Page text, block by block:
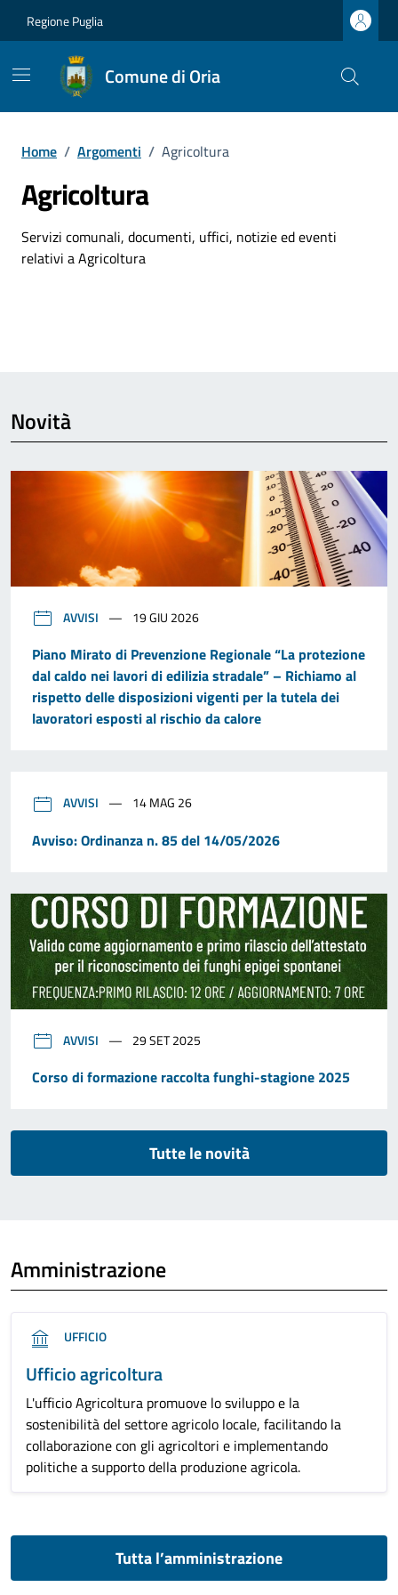
Regione Puglia
Comune di Oria
Home / Argomenti / Agricoltura
Agricoltura
Dettagli dell'argomento
Servizi comunali, documenti, uffici, notizie ed eventi
relativi a Agricoltura
Novità
AVVISI 19 GIU 2026
Piano Mirato di Prevenzione Regionale “La protezione
dal caldo nei lavori di edilizia stradale” – Richiamo al
rispetto delle disposizioni vigenti per la tutela dei
lavoratori esposti al rischio da calore
AVVISI 14 MAG 26
Avviso: Ordinanza n. 85 del 14/05/2026
AVVISI 29 SET 2025
Corso di formazione raccolta funghi-stagione 2025
Tutte le novità
Amministrazione
UFFICIO
Ufficio agricoltura
L'ufficio Agricoltura promuove lo sviluppo e la
sostenibilità del settore agricolo locale, facilitando la
collaborazione con gli agricoltori e implementando
politiche a supporto della produzione agricola.
Tutta l’amministrazione